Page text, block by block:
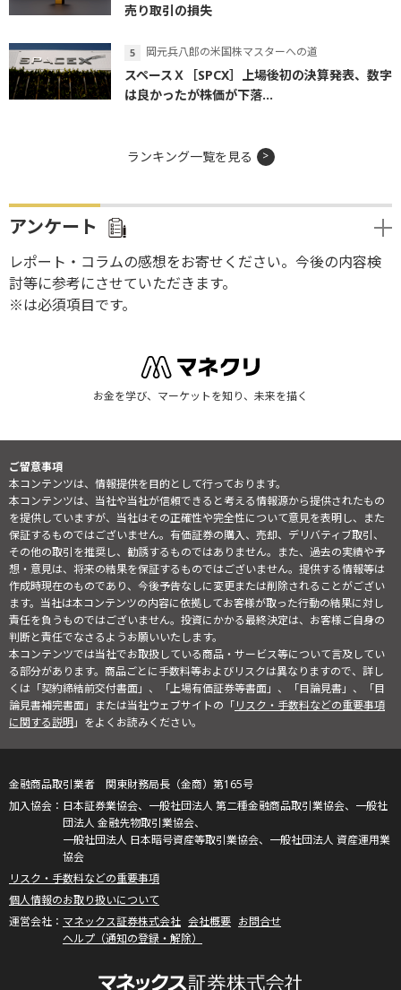
売り取引の損失
岡元兵八郎の米国株マスターへの道
スペースＸ［SPCX］上場後初の決算発表、数字
は良かったが株価が下落...
ランキング一覧を見る
アンケート
レポート・コラムの感想をお寄せください。今後の内容検
討等に参考にさせていただきます。
※は必須項目です。
お金を学び、マーケットを知り、未来を描く
ご留意事項
本コンテンツは、情報提供を目的として行っております。
本コンテンツは、当社や当社が信頼できると考える情報源から提供されたもの
を提供していますが、当社はその正確性や完全性について意見を表明し、また
保証するものではございません。有価証券の購入、売却、デリバティブ取引、
その他の取引を推奨し、勧誘するものではありません。また、過去の実績や予
想・意見は、将来の結果を保証するものではございません。提供する情報等は
作成時現在のものであり、今後予告なしに変更または削除されることがござい
ます。当社は本コンテンツの内容に依拠してお客様が取った行動の結果に対し
責任を負うものではございません。投資にかかる最終決定は、お客様ご自身の
判断と責任でなさるようお願いいたします。
本コンテンツでは当社でお取扱している商品・サービス等について言及してい
る部分があります。商品ごとに手数料等およびリスクは異なりますので、詳し
くは「契約締結前交付書面」、「上場有価証券等書面」、「目論見書」、「目
論見書補完書面」または当社ウェブサイトの「リスク・手数料などの重要事項
に関する説明」をよくお読みください。
金融商品取引業者 関東財務局長（金商）第165号
日本証券業協会、一般社団法人 第二種金融商品取引業協会、一般社
団法人 金融先物取引業協会、
一般社団法人 日本暗号資産等取引業協会、一般社団法人 資産運用業
協会
リスク・手数料などの重要事項
個人情報のお取り扱いについて
マネックス証券株式会社 会社概要 お問合せ
ヘルプ（通知の登録・解除）